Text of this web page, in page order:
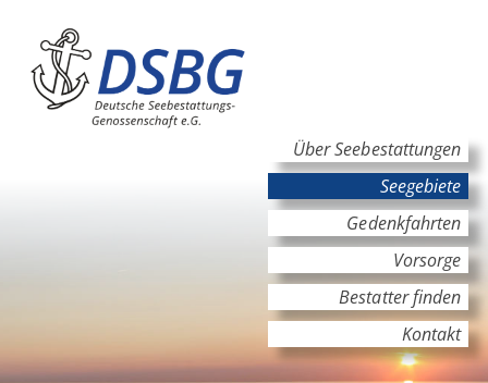
Hauptinhalt
Hauptnavigation
Über Seebestattungen
Seegebiete
Gedenkfahrten
Vorsorge
Bestatter finden
Kontakt